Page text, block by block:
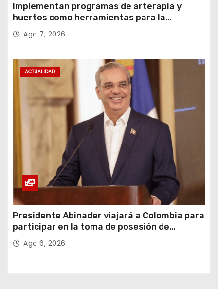
Implementan programas de arterapia y
huertos como herramientas para la
recuperación y la inclusión social
Ago 7, 2026
ACTUALIDAD
Presidente Abinader viajará a Colombia para
participar en la toma de posesión de
Abelardo de la Espriella
Ago 6, 2026